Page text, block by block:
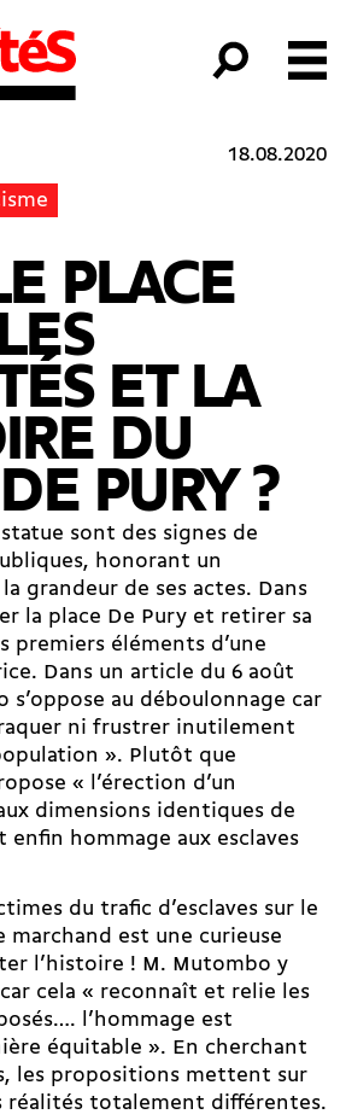
18.08.2020
PLACE
ET LA
DU
PURY ?
sont des signes de
honorant un
grandeur de ses actes. Dans
la place De Pury et retirer sa
premiers éléments d’une
Dans un article du 6 août
s’oppose au déboulonnage car
ni frustrer inutilement
». Plutôt que
« l’érection d’un
dimensions identiques de
enfin hommage aux esclaves
du trafic d’esclaves sur le
marchand est une curieuse
l’histoire ! M. Mutombo y
cela « reconnaît et relie les
l’hommage est
équitable ». En cherchant
les propositions mettent sur
réalités totalement différentes.